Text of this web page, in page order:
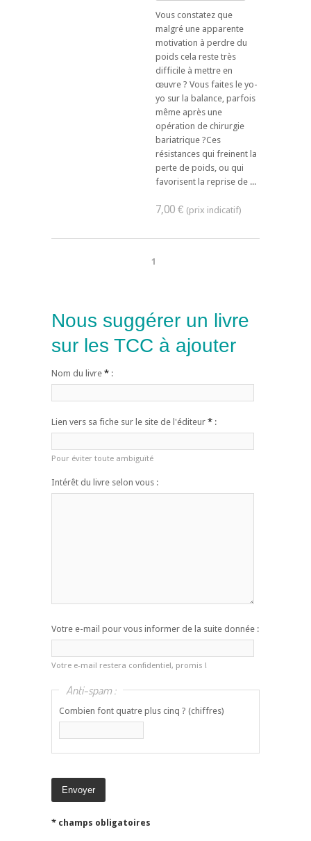
Vous constatez que
malgré une apparente
motivation à perdre du
poids cela reste très
difficile à mettre en
œuvre ? Vous faites le yo-
yo sur la balance, parfois
même après une
opération de chirurgie
bariatrique ?Ces
résistances qui freinent la
perte de poids, ou qui
favorisent la reprise de ...
7,00 €
1
Nous suggérer un livre
sur les TCC à ajouter
Nom du livre * :
Lien vers sa fiche sur le site de l'éditeur * :
Pour éviter toute ambiguïté
Intérêt du livre selon vous :
Votre e-mail pour vous informer de la suite donnée :
Votre e-mail restera confidentiel, promis !
Anti-spam :
Combien font quatre plus cinq ? (chiffres)
* champs obligatoires